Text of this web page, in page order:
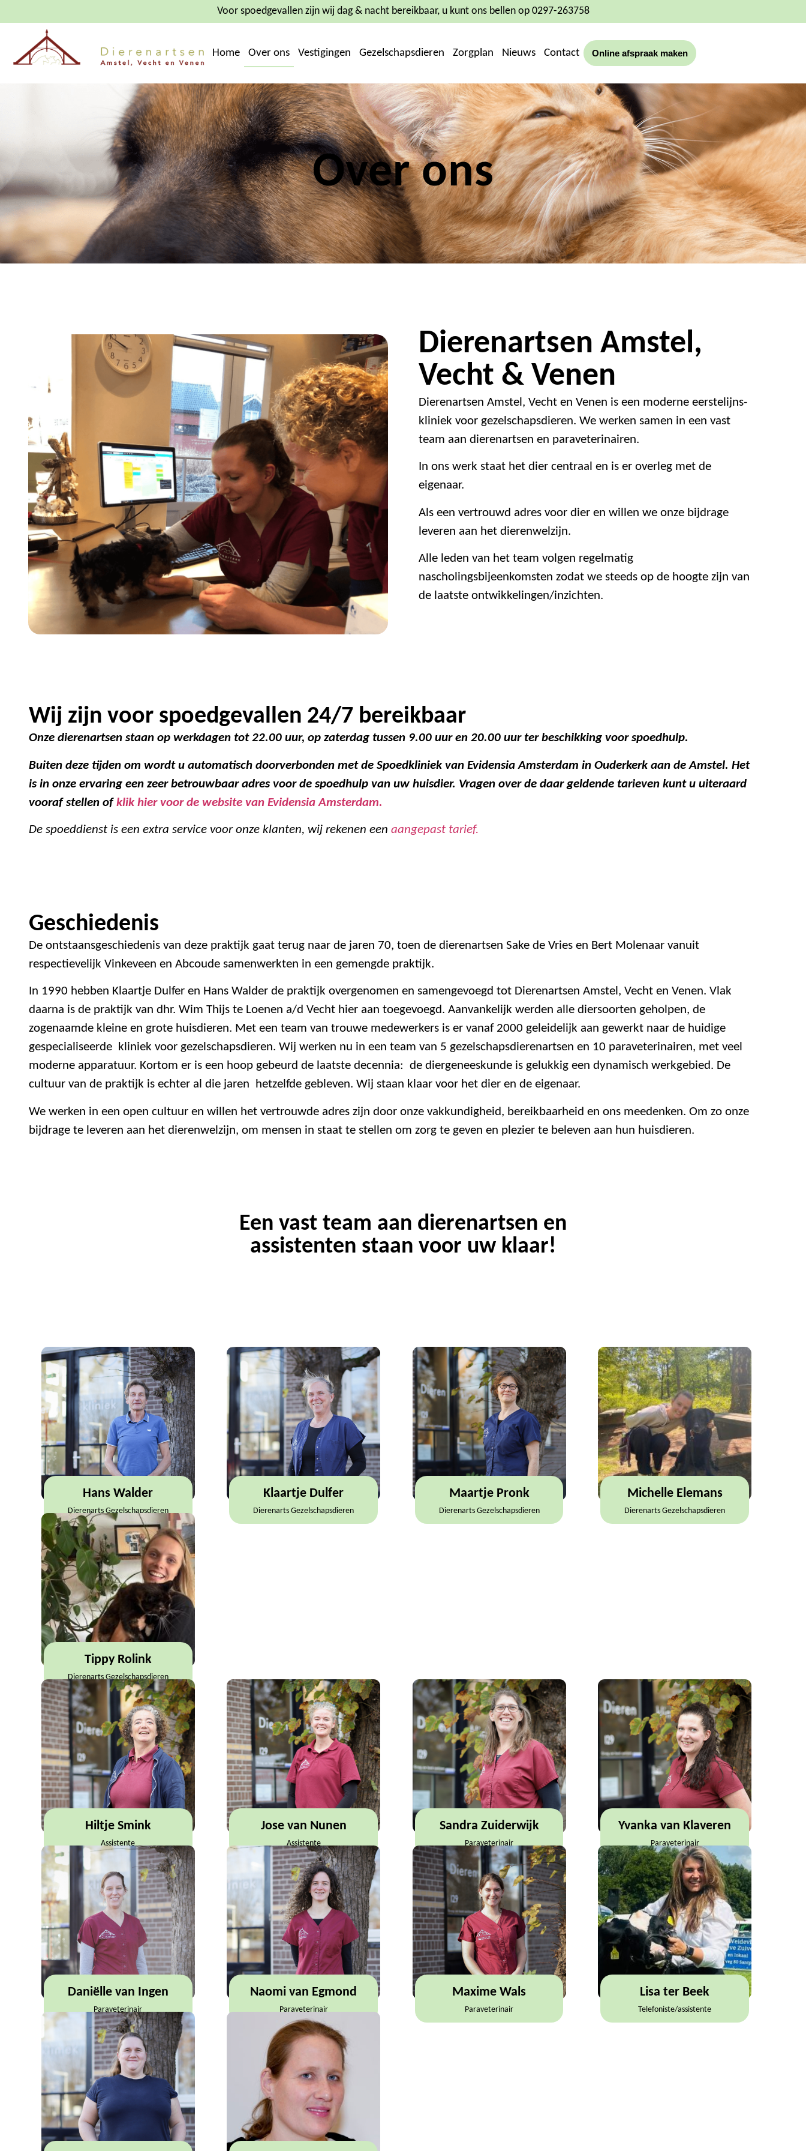
Voor spoedgevallen zijn wij dag & nacht bereikbaar, u kunt ons bellen op 0297-263758
Home Over ons Vestigingen Gezelschapsdieren Zorgplan Nieuws Contact Online afspraak maken
Over ons
Dierenartsen Amstel,
Vecht & Venen
Dierenartsen Amstel, Vecht en Venen is een moderne eerstelijns-
kliniek voor gezelschapsdieren. We werken samen in een vast
team aan dierenartsen en paraveterinairen.
In ons werk staat het dier centraal en is er overleg met de
eigenaar.
Als een vertrouwd adres voor dier en willen we onze bijdrage
leveren aan het dierenwelzijn.
Alle leden van het team volgen regelmatig
nascholingsbijeenkomsten zodat we steeds op de hoogte zijn van
de laatste ontwikkelingen/inzichten.
Wij zijn voor spoedgevallen 24/7 bereikbaar
Onze dierenartsen staan op werkdagen tot 22.00 uur, op zaterdag tussen 9.00 uur en 20.00 uur terbeschikking voor spoedhulp.
Buiten deze tijden om wordt u automatisch doorverbonden met de Spoedkliniek van Evidensia Amsterdam in Ouderkerk aan de Amstel. Het
is in onze ervaring een zeer betrouwbaar adres voor de spoedhulp van uw huisdier. Vragen over de daar geldende tarieven kunt u uiteraard
vooraf stellen ofklik hier voor de website van Evidensia Amsterdam.
De spoeddienst is een extra service voor onze klanten, wij rekenen een aangepast tarief.
Geschiedenis
De ontstaansgeschiedenis van deze praktijk gaat terug naar de jaren 70, toen de dierenartsen Sake de Vries en Bert Molenaar vanuit
respectievelijk Vinkeveen en Abcoude samenwerkten in een gemengde praktijk.
In 1990 hebben Klaartje Dulfer en Hans Walder de praktijk overgenomen en samengevoegd tot Dierenartsen Amstel, Vecht en Venen. Vlak
daarna is de praktijk van dhr. Wim Thijs te Loenen a/d Vecht hier aan toegevoegd. Aanvankelijk werden alle diersoorten geholpen, de
zogenaamde kleine en grote huisdieren. Met een team van trouwe medewerkers is er vanaf 2000 geleidelijk aan gewerkt naar de huidige
gespecialiseerde kliniek voor gezelschapsdieren. Wij werken nu in een team van 5 gezelschapsdierenartsen en 10 paraveterinairen, met veel
moderne apparatuur. Kortom er is een hoop gebeurd de laatste decennia: de diergeneeskunde is gelukkig een dynamisch werkgebied. De
cultuur van de praktijk is echter al die jaren hetzelfde gebleven. Wij staan klaar voor het dier en de eigenaar.
We werken in een open cultuur en willen het vertrouwde adres zijn door onze vakkundigheid, bereikbaarheid en ons meedenken. Om zo onze
bijdrage te leveren aan het dierenwelzijn, om mensen in staat te stellen om zorg te geven en plezier te beleven aan hun huisdieren.
Een vast team aan dierenartsen en
assistenten staan voor uw klaar!
Hans Walder
Dierenarts Gezelschapsdieren
Klaartje Dulfer
Dierenarts Gezelschapsdieren
Maartje Pronk
Dierenarts Gezelschapsdieren
Michelle Elemans
Dierenarts Gezelschapsdieren
Tippy Rolink
Dierenarts Gezelschapsdieren
Hiltje Smink
Assistente
Jose van Nunen
Assistente
Sandra Zuiderwijk
Paraveterinair
Yvanka van Klaveren
Paraveterinair
Daniëlle van Ingen
Paraveterinair
Naomi van Egmond
Paraveterinair
Maxime Wals
Paraveterinair
Lisa ter Beek
Telefoniste/assistente